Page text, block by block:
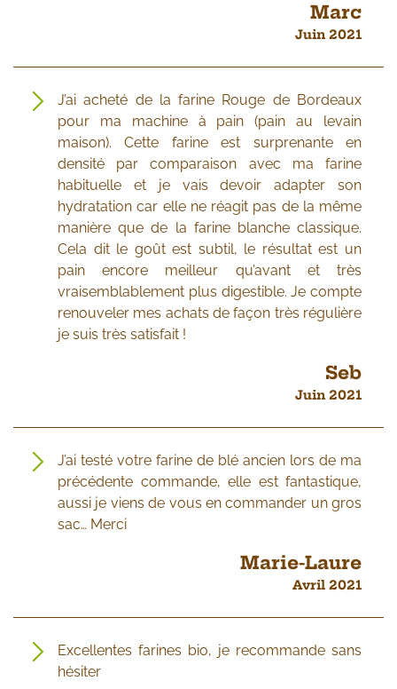
Marc
Juin 2021
J’ai acheté de la farine Rouge de Bordeaux
pour ma machine à pain (pain au levain
maison). Cette farine est surprenante en
densité par comparaison avec ma farine
habituelle et je vais devoir adapter son
hydratation car elle ne réagit pas de la même
manière que de la farine blanche classique.
Cela dit le goût est subtil, le résultat est un
pain encore meilleur qu’avant et très
vraisemblablement plus digestible. Je compte
renouveler mes achats de façon très régulière
je suis très satisfait !
Seb
Juin 2021
J’ai testé votre farine de blé ancien lors de ma
précédente commande, elle est fantastique,
aussi je viens de vous en commander un gros
sac… Merci
Marie-Laure
Avril 2021
Excellentes farines bio, je recommande sans
hésiter